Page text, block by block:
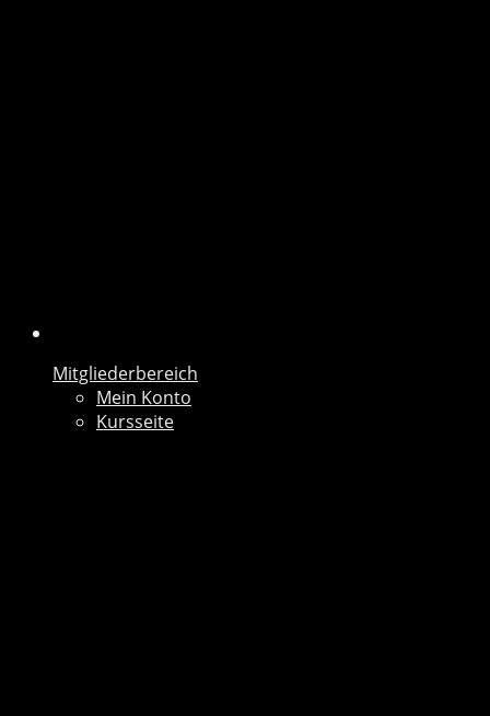
Mitgliederbereich
Mein Konto
Kursseite